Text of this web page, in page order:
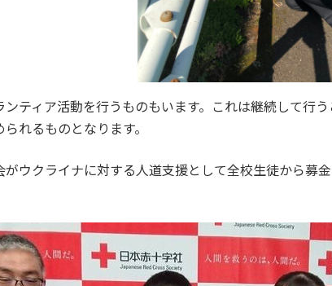
ティア活動を行うものもいます。これは継続して行
れるものとなります。
ウクライナに対する人道支援として全校生徒から募